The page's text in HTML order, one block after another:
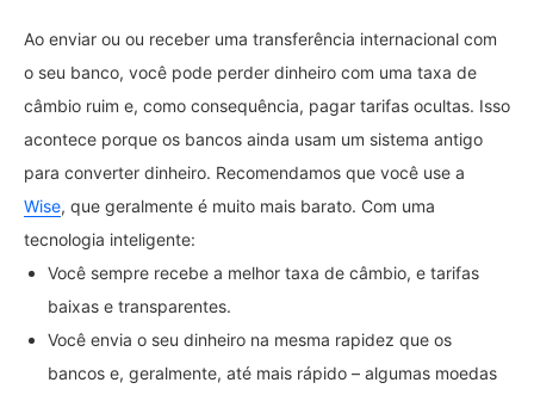
Ao enviar ou ou receber uma transferência internacional com
o seu banco, você pode perder dinheiro com uma taxa de
câmbio ruim e, como consequência, pagar tarifas ocultas. Isso
acontece porque os bancos ainda usam um sistema antigo
para converter dinheiro. Recomendamos que você use a
Wise, que geralmente é muito mais barato. Com uma
tecnologia inteligente:
Você sempre recebe a melhor taxa de câmbio, e tarifas
baixas e transparentes.
Você envia o seu dinheiro na mesma rapidez que os
bancos e, geralmente, até mais rápido – algumas moedas